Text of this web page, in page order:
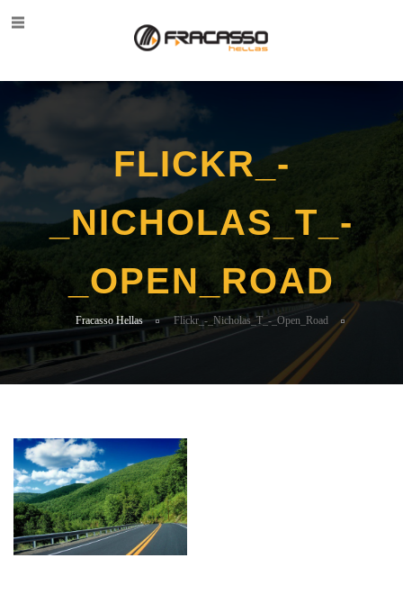
FLICKR_-
_NICHOLAS_T_-
_OPEN_ROAD
Fracasso Hellas Flickr_-_Nicholas_T_-_Open_Road